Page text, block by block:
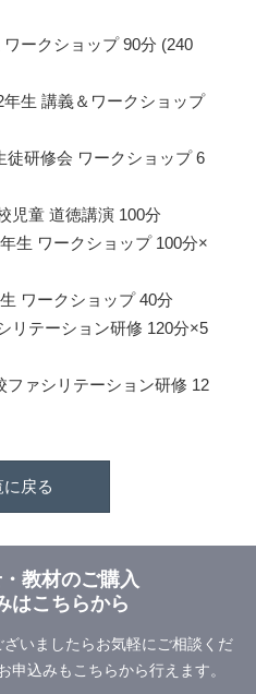
ークショップ 90分 (240
生 講義＆ワークショップ
研修会 ワークショップ 6
児童 道徳講演 100分
生 ワークショップ 100分×
ワークショップ 40分
リテーション研修 120分×5
ァシリテーション研修 12
に戻る
教材のご購入
はこちらから
いましたらお気軽にご相談くだ
申込みもこちらから行えます。